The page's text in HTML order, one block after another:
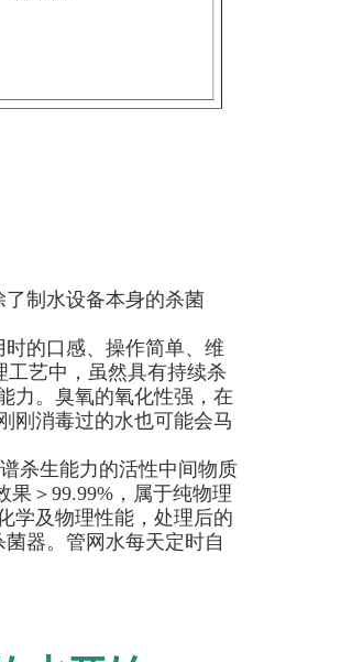
制水设备本身的杀菌
的口感、操作简单、维
艺中，虽然具有持续杀
力。臭氧的氧化性强，在
刚消毒过的水也可能会马
杀生能力的活性中间物质
＞99.99%，属于纯物理
学及物理性能，处理后的
器。管网水每天定时自